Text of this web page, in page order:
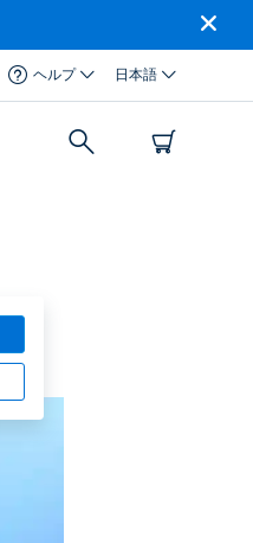
ヘルプ 日本語